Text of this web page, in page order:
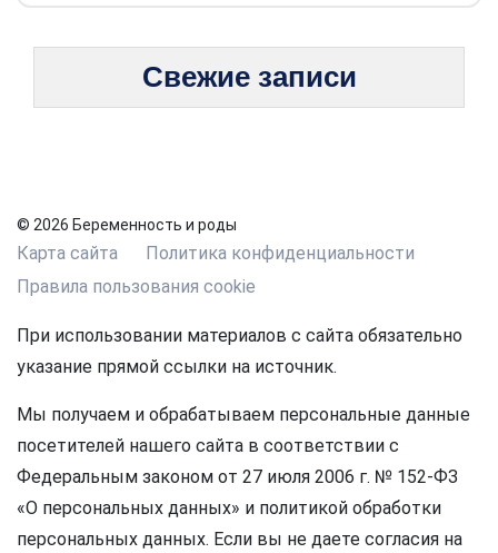
Свежие записи
© 2026 Беременность и роды
Карта сайта
Политика конфиденциальности
Правила пользования cookie
При использовании материалов с сайта обязательно
указание прямой ссылки на источник.
Мы получаем и обрабатываем персональные данные
посетителей нашего сайта в соответствии с
Федеральным законом от 27 июля 2006 г. № 152-ФЗ
«О персональных данных» и политикой обработки
персональных данных. Если вы не даете согласия на